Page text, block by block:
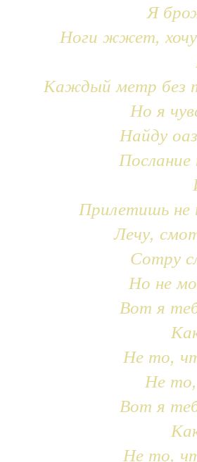
Я
Ноги жжет,
Каждый метр без
Но я
Найду
Прилетишь не
Лечу,
Сотру
Но не
Вот я
Не то,
Не
Вот я
Не то,